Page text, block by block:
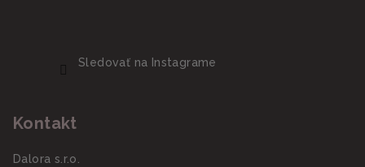
Sledovať na Instagrame
Kontakt
Dalora s.r.o.